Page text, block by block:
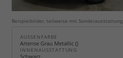
Beispielbilder, teilweise mit Sonderausstattung
AUSSENFARBE
Artense Grau Metallic ()
INNENAUSSTATTUNG
Schwarz